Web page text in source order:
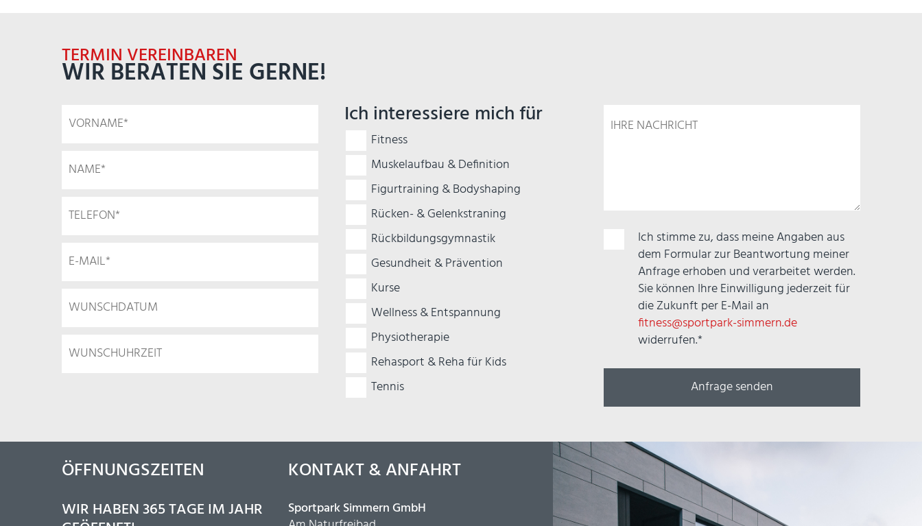
TERMIN VEREINBAREN
WIR BERATEN SIE GERNE!
Ich interessiere mich für
Fitness
Muskelaufbau & Definition
Figurtraining & Bodyshaping
Rücken- & Gelenkstraning
Rückbildungsgymnastik
Gesundheit & Prävention
Kurse
Wellness & Entspannung
Physiotherapie
Rehasport & Reha für Kids
Tennis
PflichtfeldIch stimme zu, dass meine Angaben aus
dem Formular zur Beantwortung meiner
Anfrage erhoben und verarbeitet werden.
Sie können Ihre Einwilligung jederzeit für
die Zukunft per E-Mail an
fitness@sportpark-simmern.de
widerrufen.*
ÖFFNUNGSZEITEN
WIR HABEN 365 TAGE IM JAHR
KONTAKT & ANFAHRT
Sportpark Simmern GmbH